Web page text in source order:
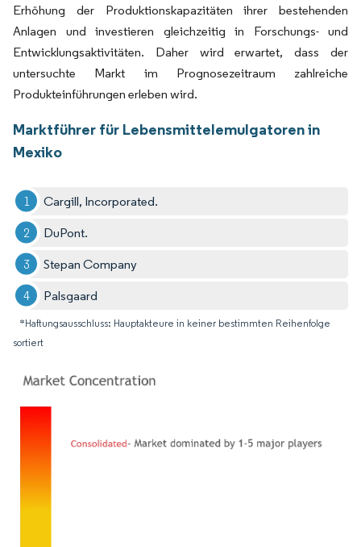
Erhöhung der Produktionskapazitäten ihrer bestehenden
Anlagen und investieren gleichzeitig in Forschungs- und
Entwicklungsaktivitäten. Daher wird erwartet, dass der
untersuchte Markt im Prognosezeitraum zahlreiche
Produkteinführungen erleben wird.
Marktführer für Lebensmittelemulgatoren in
Mexiko
Cargill, Incorporated.
DuPont.
Stepan Company
Palsgaard
*Haftungsausschluss: Hauptakteure in keiner bestimmten Reihenfolge
sortiert